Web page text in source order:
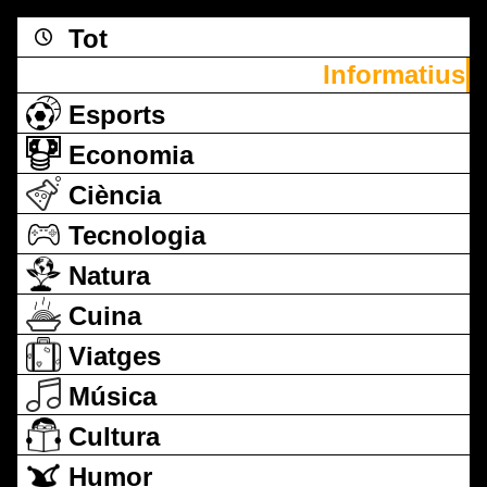
Tot
Informatius
Esports
Economia
Ciència
Tecnologia
Natura
Cuina
Viatges
Música
Cultura
Humor